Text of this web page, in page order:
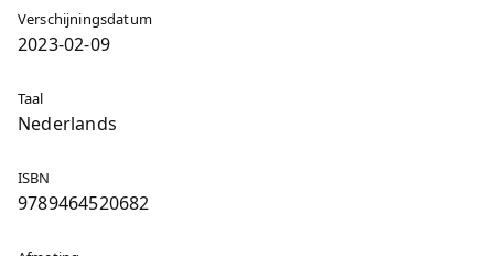
Verschijningsdatum
2023-02-09
Taal
Nederlands
ISBN
9789464520682